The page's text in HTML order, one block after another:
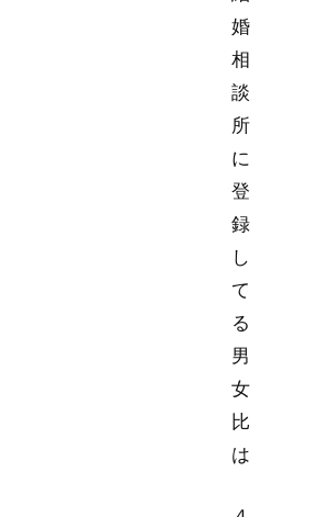
婚
相
談
所
に
登
録
し
て
る
男
女
比
は